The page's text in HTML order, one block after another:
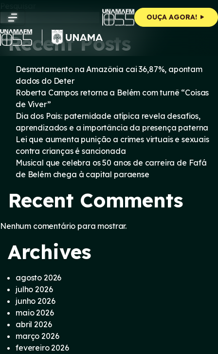
content
OUÇA AGORA!
Pesquisar
Pesquisar
Recent Posts
Desmatamento na Amazônia cai 36,87%, apontam
dados do Deter
Roberta Campos retorna a Belém com turnê “Coisas
de Viver”
Dia dos Pais: paternidade atípica revela desafios,
aprendizados e a importância da presença paterna
Lei que aumenta punição a crimes virtuais e sexuais
contra crianças é sancionada
Musical que celebra os 50 anos de carreira de Fafá
de Belém chega à capital paraense
Recent Comments
Nenhum comentário para mostrar.
Archives
agosto 2026
julho 2026
junho 2026
maio 2026
abril 2026
março 2026
fevereiro 2026